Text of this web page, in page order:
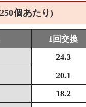
個あたり)
1回交換
24.3
20.1
18.2